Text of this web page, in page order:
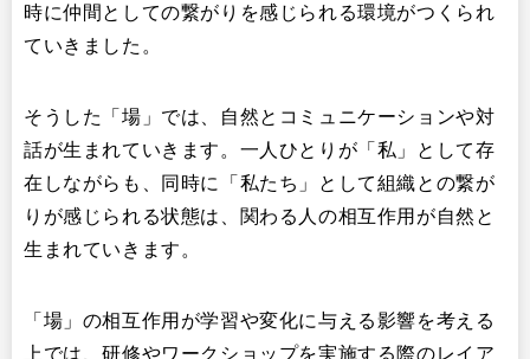
時に仲間としての繋がりを感じられる環境がつくられ
ていきました。
そうした「場」では、自然とコミュニケーションや対
話が生まれていきます。一人ひとりが「私」として存
在しながらも、同時に「私たち」として組織との繋が
りが感じられる状態は、関わる人の相互作用が自然と
生まれていきます。
「場」の相互作用が学習や変化に与える影響を考える
上では、研修やワークショップを実施する際のレイア